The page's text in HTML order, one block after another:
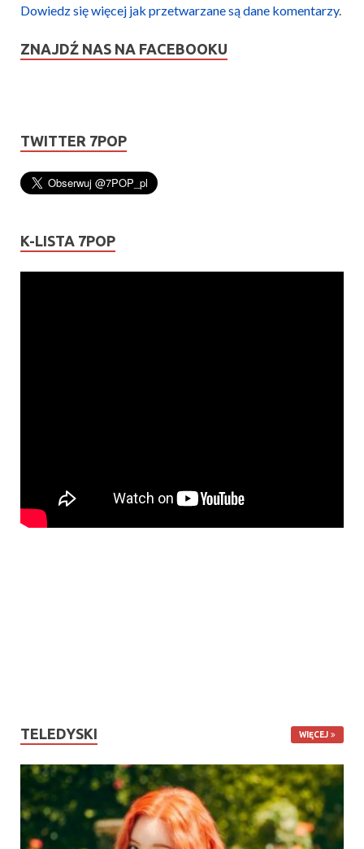
Dowiedz się więcej jak przetwarzane są dane komentarzy.
ZNAJDŹ NAS NA FACEBOOKU
TWITTER 7POP
K-LISTA 7POP
TELEDYSKI WIĘCEJ